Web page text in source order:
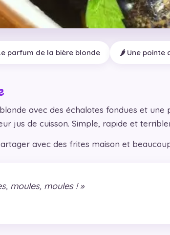
parfum de la bière blonde 🌶️ Une pointe
avec des échalotes fondues et une
jus de cuisson. Simple, rapide et
avec des frites maison et
moules, moules ! »